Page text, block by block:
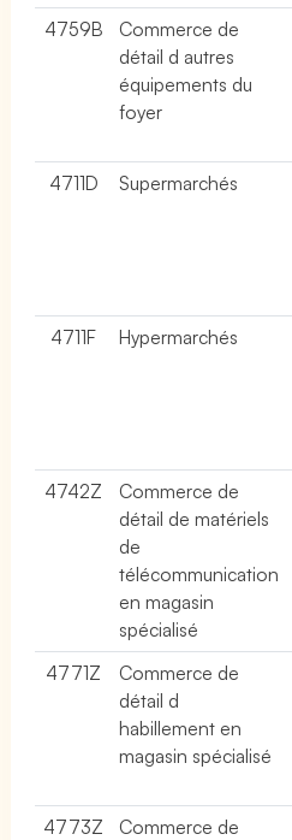
4759B
Commerce de
détail d autres
équipements du
foyer
4711D
Supermarchés
4711F
Hypermarchés
4742Z
Commerce de
détail de matériels
de
télécommunication
en magasin
spécialisé
4771Z
Commerce de
détail d
habillement en
magasin spécialisé
4773Z
Commerce de